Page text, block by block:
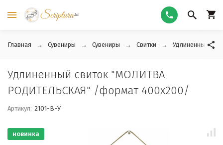
Главная Сувениры Сувениры Свитки Удлиненные
Удлиненный свиток "МОЛИТВА
РОДИТЕЛЬСКАЯ" /формат 400x200/
Артикул: 2101-В-У
новинка